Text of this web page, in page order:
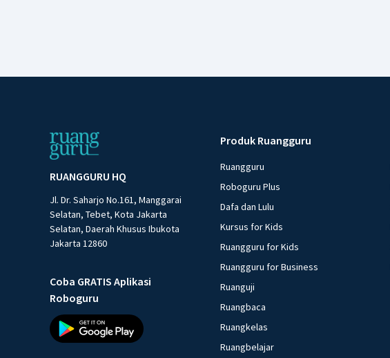
RUANGGURU HQ
Jl. Dr. Saharjo No.161, Manggarai
Selatan, Tebet, Kota Jakarta
Selatan, Daerah Khusus Ibukota
Jakarta 12860
Coba GRATIS Aplikasi
Roboguru
Produk Ruangguru
Ruangguru
Roboguru Plus
Dafa dan Lulu
Kursus for Kids
Ruangguru for Kids
Ruangguru for Business
Ruanguji
Ruangbaca
Ruangkelas
Ruangbelajar